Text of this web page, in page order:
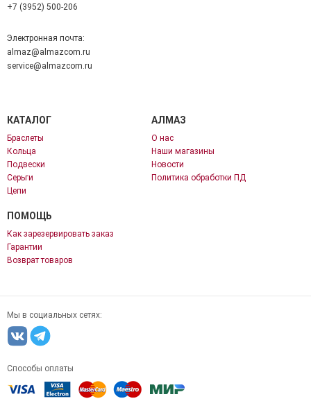
+7 (3952) 500-206
Электронная почта:
almaz@almazcom.ru
service@almazcom.ru
КАТАЛОГ
Браслеты
Кольца
Подвески
Серьги
Цепи
АЛМАЗ
О нас
Наши магазины
Новости
Политика обработки ПД
ПОМОЩЬ
Как зарезервировать заказ
Гарантии
Возврат товаров
Мы в социальных сетях:
Способы оплаты